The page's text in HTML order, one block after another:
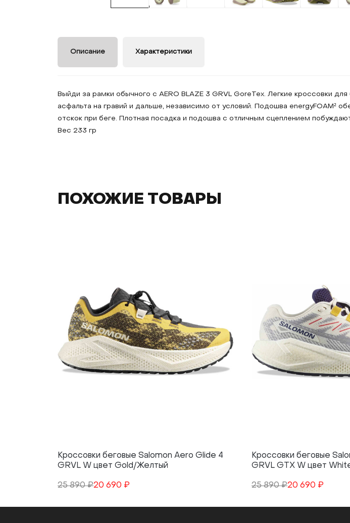
Описание Характеристики
Выйди за рамки обычного с AERO BLAZE 3 GRVL GoreTex. Легкие кроссовки
асфальта на гравий и дальше, независимо от условий. Подошва energyFOAM²
отскок при беге. Плотная посадка и подошва с отличным сцеплением
Вес 233 гр
ПОХОЖИЕ ТОВАРЫ
Кроссовки беговые Salomon Aero Glide 4
GRVL W цвет Gold/Желтый
25 890 ₽20 690 ₽
Кроссовки беговые
GRVL GTX W цвет
25 890 ₽20 690 ₽